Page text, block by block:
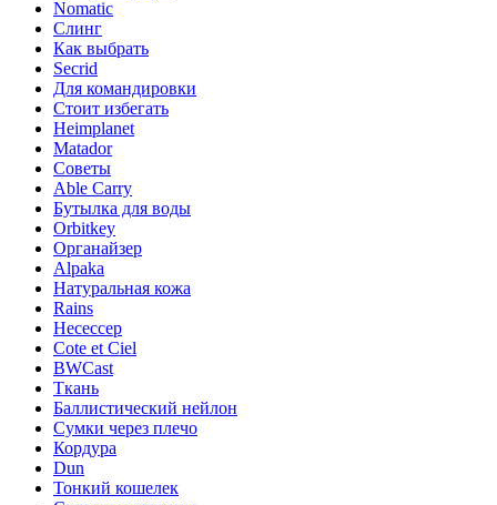
Nomatic
Слинг
Как выбрать
Secrid
Для командировки
Стоит избегать
Heimplanet
Matador
Советы
Able Carry
Бутылка для воды
Orbitkey
Органайзер
Alpaka
Натуральная кожа
Rains
Несессер
Cote et Ciel
BWCast
Ткань
Баллистический нейлон
Сумки через плечо
Кордура
Dun
Тонкий кошелек